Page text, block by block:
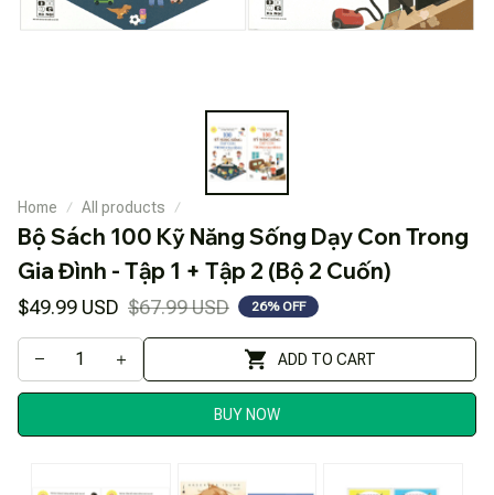
Home All products
Bộ Sách 100 Kỹ Năng Sống Dạy Con Trong
Gia Đình - Tập 1 + Tập 2 (Bộ 2 Cuốn)
$49.99 USD $67.99 USD 26% OFF
ADD TO CART
BUY NOW